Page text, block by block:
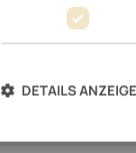
DETAILS